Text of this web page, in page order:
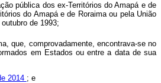
pública dos ex-Territórios do Amapá e de
do Amapá e de Roraima ou pela União
de 1993;
que, comprovadamente, encontrava-se no
em Estados ou entre a data de sua
2014 ; e